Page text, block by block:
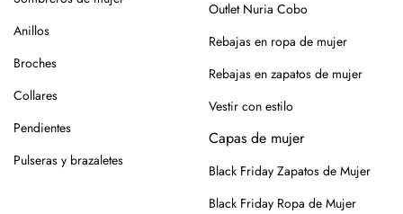
para que se conserven como el primer día.
Si tienes alguna duda, puedes consultarnos.
Anillos
Broches
Collares
Pendientes
Pulseras y brazaletes
Outlet Nuria Cobo
Rebajas en ropa de mujer
Rebajas en zapatos de mujer
Vestir con estilo
Capas de mujer
Black Friday Zapatos de Mujer
Black Friday Ropa de Mujer